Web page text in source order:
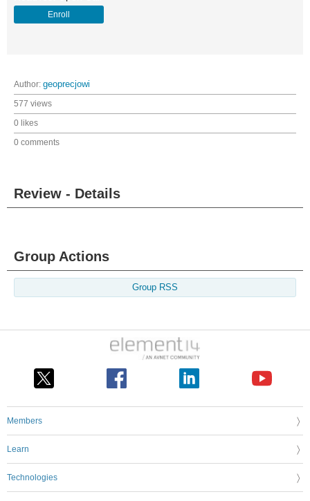
Enroll
Author: geoprecjowi
577 views
0 likes
0 comments
Review - Details
Group Actions
Group RSS
Members
Learn
Technologies